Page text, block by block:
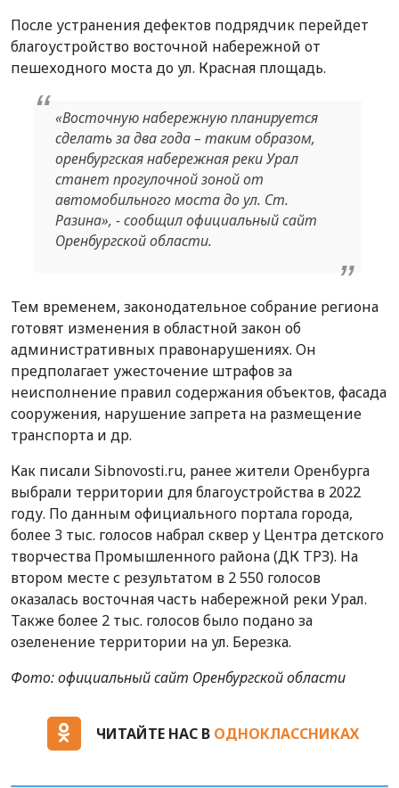
После устранения дефектов подрядчик перейдет
благоустройство восточной набережной от
пешеходного моста до ул. Красная площадь.
«Восточную набережную планируется
сделать за два года – таким образом,
оренбургская набережная реки Урал
станет прогулочной зоной от
автомобильного моста до ул. Ст.
Разина», - сообщил официальный сайт
Оренбургской области.
Тем временем, законодательное собрание региона
готовят изменения в областной закон об
административных правонарушениях. Он
предполагает ужесточение штрафов за
неисполнение правил содержания объектов, фасада
сооружения, нарушение запрета на размещение
транспорта и др.
Как писали Sibnovosti.ru, ранее жители Оренбурга
выбрали территории для благоустройства в 2022
году. По данным официального портала города,
более 3 тыс. голосов набрал сквер у Центра детского
творчества Промышленного района (ДК ТРЗ). На
втором месте с результатом в 2 550 голосов
оказалась восточная часть набережной реки Урал.
Также более 2 тыс. голосов было подано за
озеленение территории на ул. Березка.
Фото: официальный сайт Оренбургской области
ЧИТАЙТЕ НАС В ОДНОКЛАССНИКАХ